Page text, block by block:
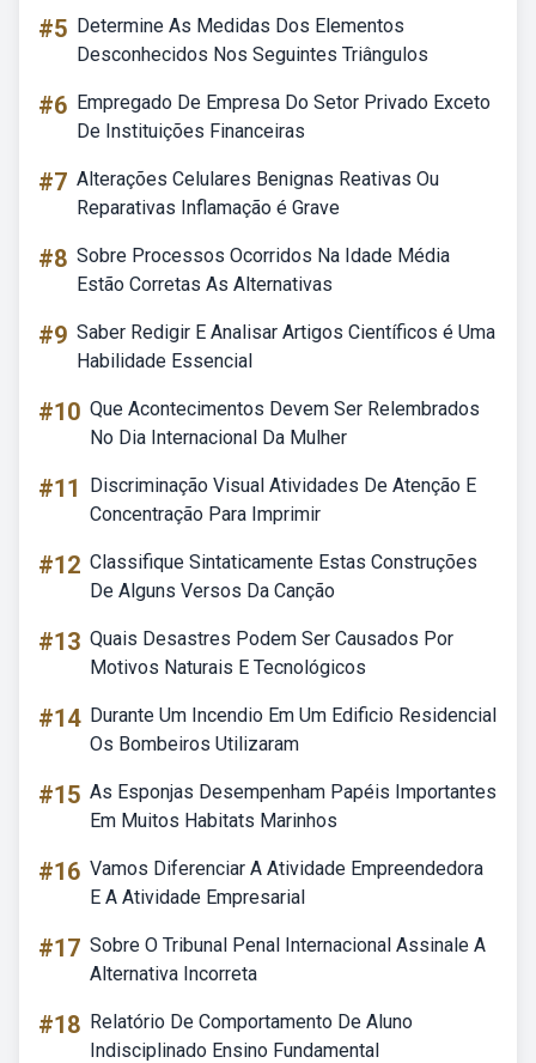
#5 Determine As Medidas Dos Elementos
Desconhecidos Nos Seguintes Triângulos
#6 Empregado De Empresa Do Setor Privado Exceto
De Instituições Financeiras
#7 Alterações Celulares Benignas Reativas Ou
Reparativas Inflamação é Grave
#8 Sobre Processos Ocorridos Na Idade Média
Estão Corretas As Alternativas
#9 Saber Redigir E Analisar Artigos Científicos é Uma
Habilidade Essencial
#10 Que Acontecimentos Devem Ser Relembrados
No Dia Internacional Da Mulher
#11
Discriminação Visual Atividades De Atenção E
Concentração Para Imprimir
#12 Classifique Sintaticamente Estas Construções
De Alguns Versos Da Canção
#13 Quais Desastres Podem Ser Causados Por
Motivos Naturais E Tecnológicos
#14 Durante Um Incendio Em Um Edificio Residencial
Os Bombeiros Utilizaram
#15 As Esponjas Desempenham Papéis Importantes
Em Muitos Habitats Marinhos
#16 Vamos Diferenciar A Atividade Empreendedora
E A Atividade Empresarial
#17 Sobre O Tribunal Penal Internacional Assinale A
Alternativa Incorreta
#18 Relatório De Comportamento De Aluno
Indisciplinado Ensino Fundamental